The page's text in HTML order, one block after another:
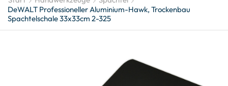
DeWALT Professioneller Aluminium-Hawk, Trockenbau
Spachtelschale 33x33cm 2-325